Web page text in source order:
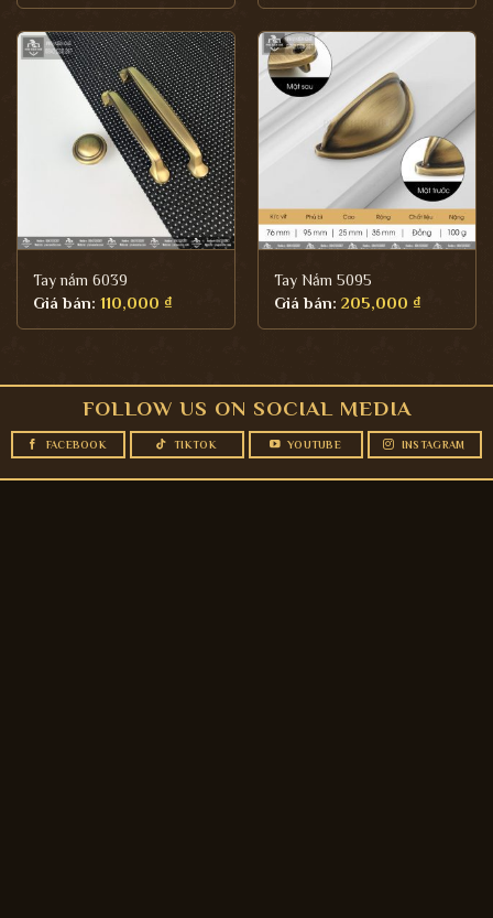
Tay nắm 6039
Giá bán: 110,000 ₫
Tay Nắm 5095
Giá bán: 205,000 ₫
FOLLOW US ON SOCIAL MEDIA
FACEBOOK TIKTOK YOUTUBE INSTAGRAM